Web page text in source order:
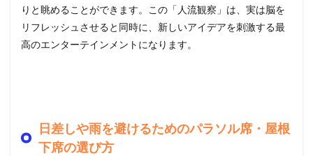
りと眺めることができます。この「人流観察」は、実は脳を
リフレッシュさせると同時に、新しいアイデアを刺激する最
高のエンターテインメントになります。
日差しや雨を避けるためのパラソル席・屋根
下席の選び方